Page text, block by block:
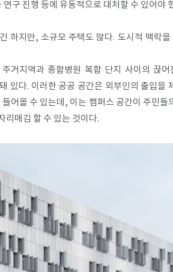
구 진행 등에 유동적으로 대처할 수 있어야
하지만, 소규모 주택도 많다. 도시적 맥락을
거지역과 종합병원 복합 단지 사이의 끊
있다. 이러한 공공 공간은 외부인의 출입을
어올 수 있는데, 이는 캠퍼스 공간이 주민들
리매김 할 수 있는 것이다.